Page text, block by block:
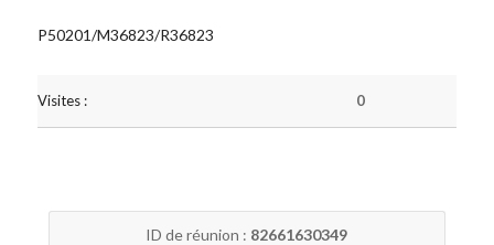
P50201/M36823/R36823
Visites : 0
ID de réunion : 82661630349